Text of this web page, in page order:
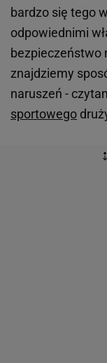
bardzo się tego
odpowiednimi
bezpieczeństwo
znajdziemy
naruszeń -
sportowego